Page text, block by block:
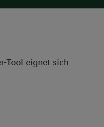
Tool eignet sich